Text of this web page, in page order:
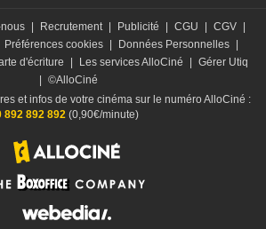
Recrutement Publicité CGU CGV
Préférences cookies Données Personnelles
d'écriture Les services AlloCiné
Gérer Utiq
©AlloCiné
et infos de votre cinéma sur le numéro AlloCiné :
892 892 892(0,90€/minute)